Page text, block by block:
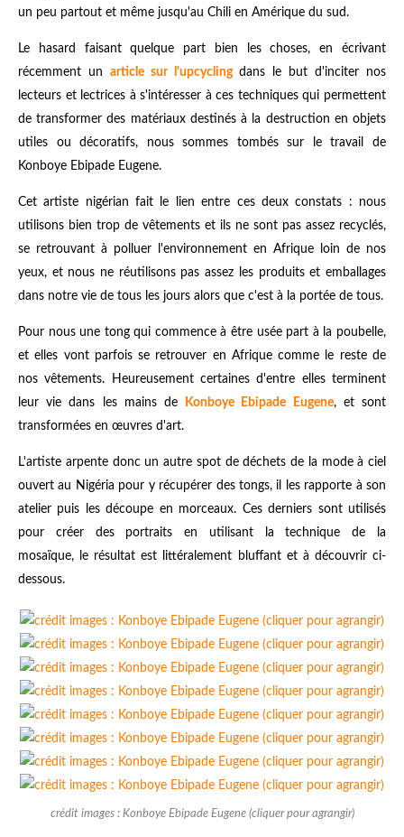
un peu partout et même jusqu'au Chili en Amérique du sud.
Le hasard faisant quelque part bien les choses, en écrivant
récemment un article sur l'upcyclingdans le but d'inciter nos
lecteurs et lectrices à s'intéresser à ces techniques qui permettent
de transformer des matériaux destinés à la destruction en objets
utiles ou décoratifs, nous sommes tombés sur le travail de
Konboye Ebipade Eugene.
Cet artiste nigérian fait le lien entre ces deux constats : nous
utilisons bien trop de vêtements et ils ne sont pas assez recyclés,
se retrouvant à polluer l'environnement en Afrique loin de nos
yeux, et nous ne réutilisons pas assez les produits et emballages
dans notre vie de tous les jours alors que c'est à la portée de tous.
Pour nous une tong qui commence à être usée part à la poubelle,
et elles vont parfois se retrouver en Afrique comme le reste de
nos vêtements. Heureusement certaines d'entre elles terminent
leur vie dans les mains de
Konboye Ebipade Eugene, et sont
transformées en œuvres d'art.
L'artiste arpente donc un autre spot de déchets de la mode à ciel
ouvert au Nigéria pour y récupérer des tongs, il les rapporte à son
atelier puis les découpe en morceaux. Ces derniers sont utilisés
pour créer des portraits en utilisant la technique de la
mosaïque, le résultat est littéralement bluffant et à découvrir ci-
dessous.
crédit images : Konboye Ebipade Eugene (cliquer pour agrangir)